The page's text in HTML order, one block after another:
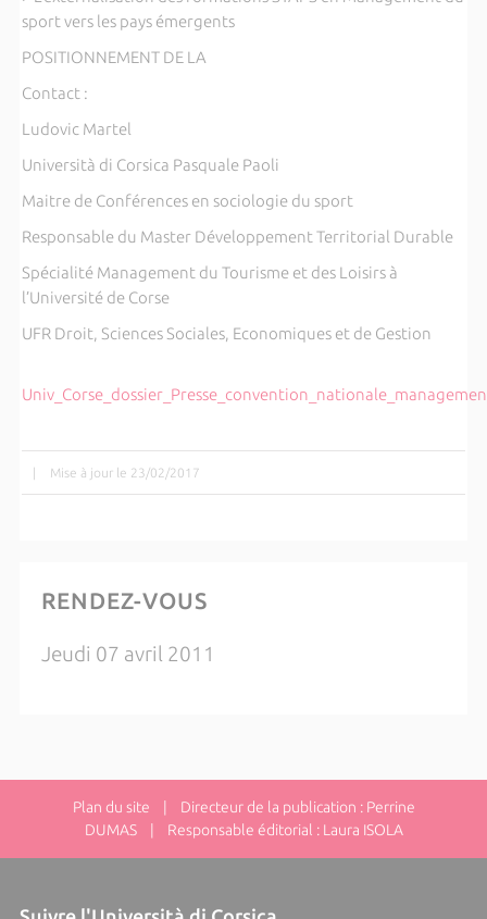
sport vers les pays émergents
POSITIONNEMENT DE LA
Contact :
Ludovic Martel
Università di Corsica Pasquale Paoli
Maitre de Conférences en sociologie du sport
Responsable du Master Développement Territorial Durable
Spécialité Management du Tourisme et des Loisirs à
l’Université de Corse
UFR Droit, Sciences Sociales, Economiques et de Gestion
| Mise à jour le 23/02/2017
RENDEZ-VOUS
Jeudi 07 avril 2011
Plan du site | Directeur de la publication : Perrine
DUMAS | Responsable éditorial : Laura ISOLA